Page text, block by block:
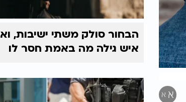
א א
הבחור סולק משתי ישיבות,
איש גילה מה באמת חסר לו